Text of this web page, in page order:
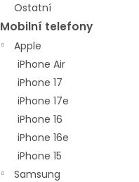
Ostatní
Mobilní telefony
Apple
iPhone Air
iPhone 17
iPhone 17e
iPhone 16
iPhone 16e
iPhone 15
Samsung